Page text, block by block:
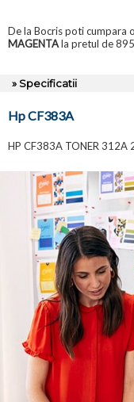
De la Bocris poti cumpara
MAGENTAla pretul de
» Specificatii
Hp CF383A
HP CF383A TONER 312A